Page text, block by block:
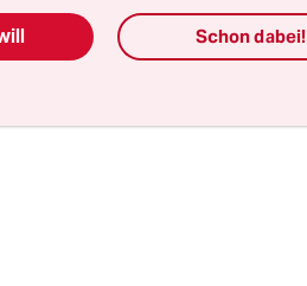
Dienste, einen
dafür nicht.
Schon dabei!